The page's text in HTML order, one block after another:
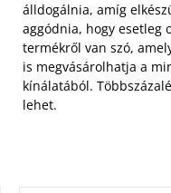
álldogálnia, amíg
aggódnia, hogy esetleg
termékről van szó,
is megvásárolhatja a
kínálatából.
lehet.